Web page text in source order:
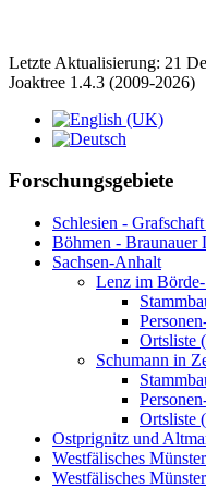
Letzte Aktualisierung: 21
Joaktree 1.4.3 (2009-2026)
Forschungsgebiete
Schlesien -
Böhmen - Braunauer
Sachsen-Anhalt
Lenz im
Ortsliste
Schumann in
Ortsliste
Ostprignitz und
Westfälisches
Westfälisches